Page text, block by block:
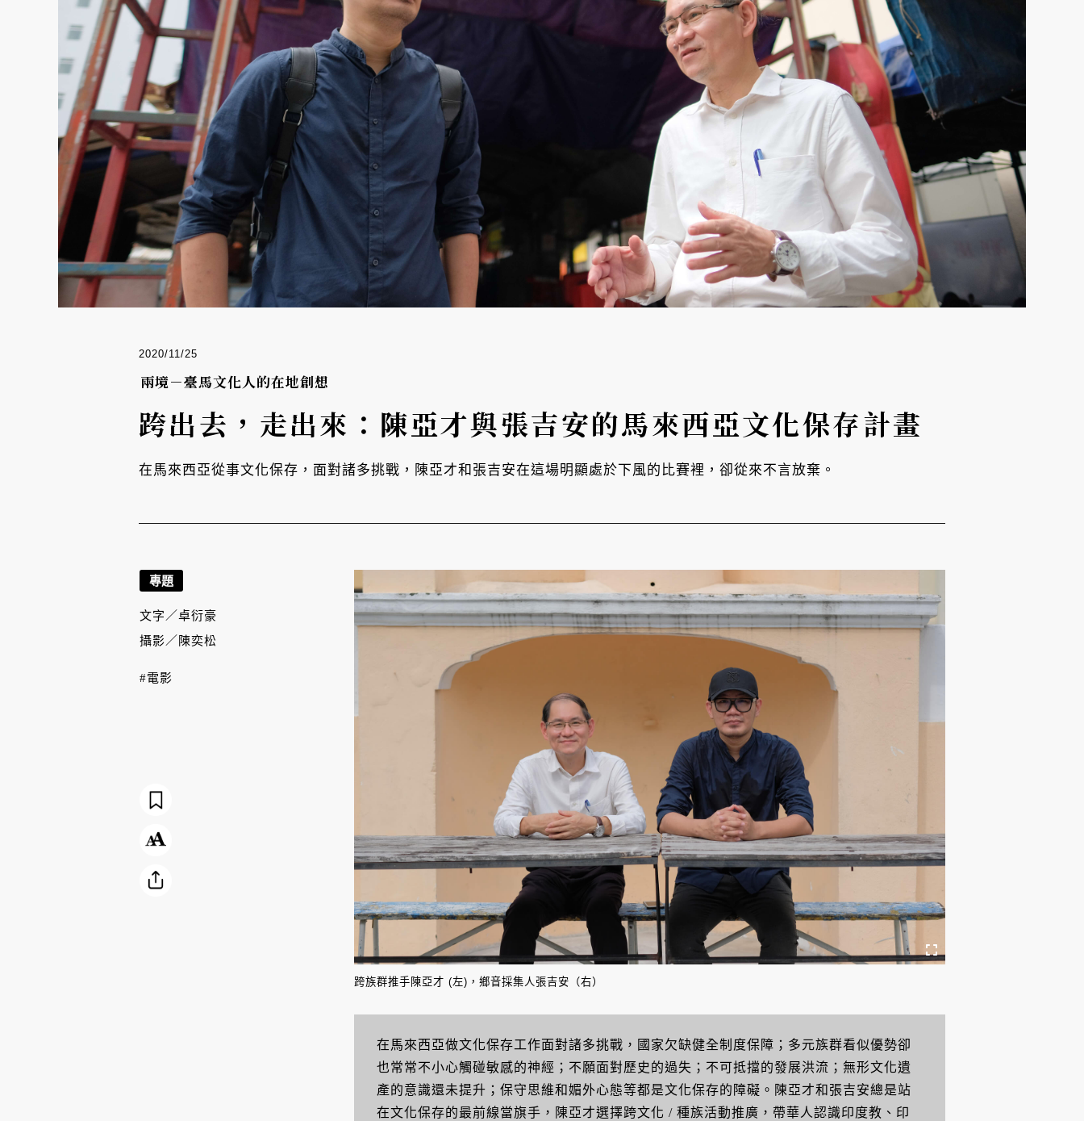
2020/11/25
兩境－臺馬文化人的在地創想
跨出去，走出來：陳亞才與張吉安的馬來西亞文化保存計畫
在馬來西亞從事文化保存，面對諸多挑戰，陳亞才和張吉安在這場明顯處於下風的比賽裡，卻從來不言放棄。
跨族群推手陳亞才 (左)，鄉音採集人張吉安（右）
在馬來西亞做文化保存工作面對諸多挑戰，國家欠缺健全制度保障；多元族群看似優勢卻
也常常不小心觸碰敏感的神經；不願面對歷史的過失；不可抵擋的發展洪流；無形文化遺
產的意識還未提升；保守思維和媚外心態等都是文化保存的障礙。陳亞才和張吉安總是站
在文化保存的最前線當旗手，陳亞才選擇跨文化 / 種族活動推廣，帶華人認識印度教、印
專題
文字／卓衍豪
攝影／ 陳奕松
#電影